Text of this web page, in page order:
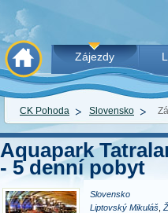
Zájezdy
CK Pohoda Slovensko
Aquapark
- 5 denní pobyt
Slovensko
Liptovský Mikuláš